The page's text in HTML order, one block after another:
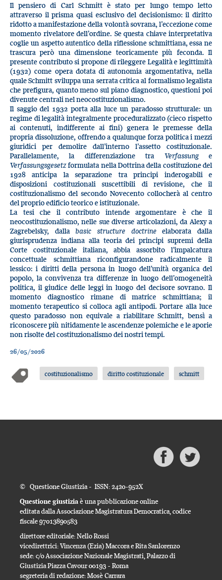
Il pensiero di Carl Schmitt è stato per lungo tempo letto
attraverso il prisma quasi esclusivo del decisionismo: il diritto
ridotto a manifestazione della volontà sovrana, l’eccezione come
momento rivelatore dell’ordine. Se questa chiave interpretativa
coglie un aspetto autentico della riflessione schmittiana, essa ne
trascura però una dimensione teoricamente più feconda. Il
presente contributo si propone di rileggere Legalità e legittimità
(1932) come opera dotata di autonomia argomentativa, nella
quale Schmitt sviluppa una serrata critica al formalismo legalista
che prefigura, quanto meno sul piano diagnostico, questioni poi
divenute centrali nel neocostituzionalismo.
Il saggio del 1932 porta alla luce un paradosso strutturale: un
regime di legalità integralmente proceduralizzato (cieco rispetto
ai contenuti, indifferente ai fini) genera le premesse della
propria dissoluzione, offrendo a qualunque forza politica i mezzi
giuridici per demolire dall’interno l’assetto costituzionale.
Parallelamente, la differenziazione tra Verfassunge
Verfassungsgesetzformulata nella Dottrina della costituzione del
1928 anticipa la separazione tra principi inderogabili e
disposizioni costituzionali suscettibili di revisione, che il
costituzionalismo del secondo Novecento collocherà al centro
del proprio edificio teorico e istituzionale.
La tesi che il contributo intende argomentare è che il
neocostituzionalismo, nelle sue diverse articolazioni, da Alexy a
Zagrebelsky, dallabasic structure doctrineelaborata dalla
giurisprudenza indiana alla teoria dei principi supremi della
Corte costituzionale italiana, abbia assorbito l’impalcatura
concettuale schmittiana riconfigurandone radicalmente il
lessico: i diritti della persona in luogo dell’unità organica del
popolo, la convivenza tra differenze in luogo dell’omogeneità
politica, il giudice delle leggi in luogo del decisore sovrano. Il
momento diagnostico rimane di matrice schmittiana; il
momento terapeutico si colloca agli antipodi. Portare alla luce
questo paradosso non equivale a riabilitare Schmitt, bensì a
riconoscere più nitidamente le ascendenze polemiche e le aporie
non risolte del costituzionalismo dei nostri tempi.
26/05/2026
costituzionalismo diritto costituzionale schmitt
© Questione Giustizia - ISSN: 2420-952X
Questione giustiziaè una pubblicazione online
editata dalla Associazione Magistratura Democratica, codice
fiscale 97013890583
direttore editoriale: Nello Rossi
vicedirettrici: Vincenza (Ezia) Maccora e Rita Sanlorenzo
sede: c/o Associazione Nazionale Magistrati, Palazzo di
Giustizia Piazza Cavour 00193 - Roma
segreteria di redazione: Mosè Carrara